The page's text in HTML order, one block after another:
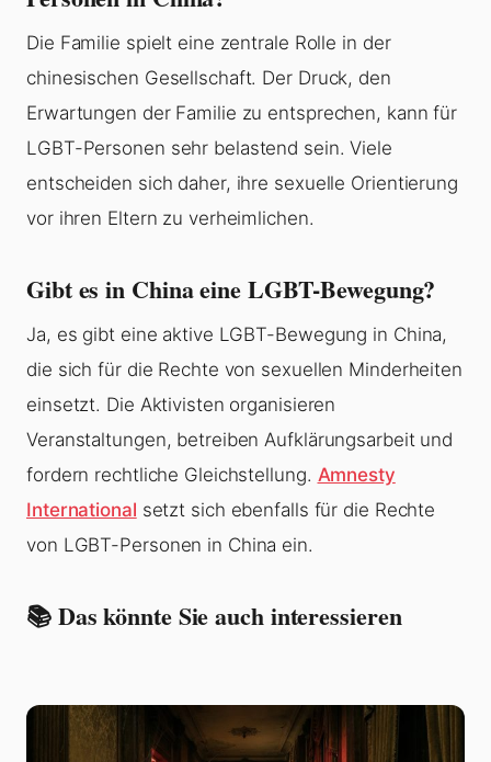
Die Familie spielt eine zentrale Rolle in der
chinesischen Gesellschaft. Der Druck, den
Erwartungen der Familie zu entsprechen, kann für
LGBT-Personen sehr belastend sein. Viele
entscheiden sich daher, ihre sexuelle Orientierung
vor ihren Eltern zu verheimlichen.
Gibt es in China eine LGBT-Bewegung?
Ja, es gibt eine aktive LGBT-Bewegung in China,
die sich für die Rechte von sexuellen Minderheiten
einsetzt. Die Aktivisten organisieren
Veranstaltungen, betreiben Aufklärungsarbeit und
fordern rechtliche Gleichstellung. Amnesty
International setzt sich ebenfalls für die Rechte
von LGBT-Personen in China ein.
📚 Das könnte Sie auch interessieren